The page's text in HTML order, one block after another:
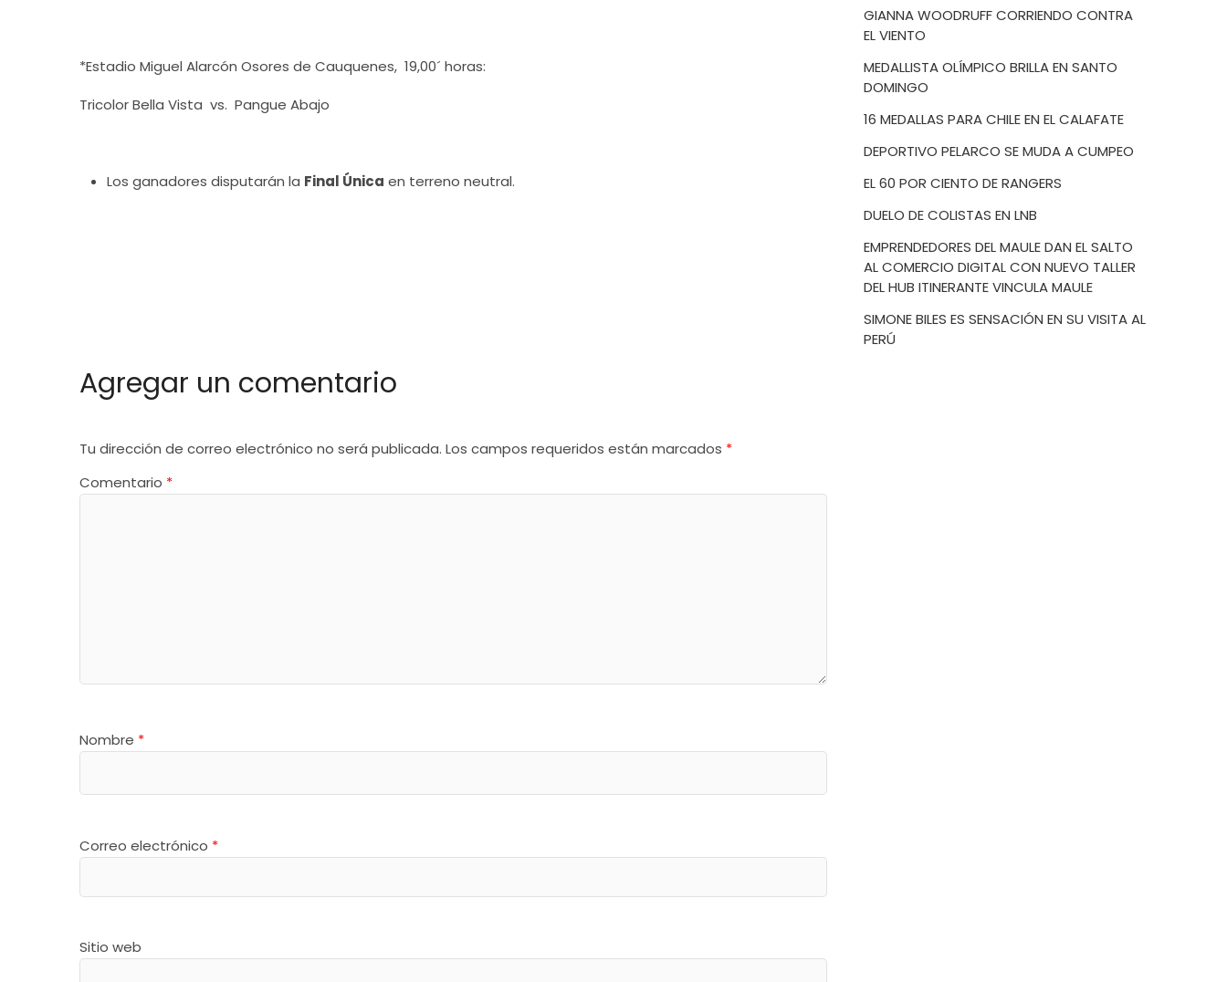
*Estadio Miguel Alarcón Osores de Cauquenes, 19,00´ horas:
Tricolor Bella Vista vs. Pangue Abajo
Los ganadores disputarán la Final Única en terreno neutral.
Agregar un comentario
Tu dirección de correo electrónico no será publicada. Los campos requeridos están marcados *
Comentario *
Nombre *
Correo electrónico *
Sitio web
GIANNA WOODRUFF CORRIENDO CONTRA
EL VIENTO
MEDALLISTA OLÍMPICO BRILLA EN SANTO
DOMINGO
16 MEDALLAS PARA CHILE EN EL CALAFATE
DEPORTIVO PELARCO SE MUDA A CUMPEO
EL 60 POR CIENTO DE RANGERS
DUELO DE COLISTAS EN LNB
EMPRENDEDORES DEL MAULE DAN EL SALTO
AL COMERCIO DIGITAL CON NUEVO TALLER
DEL HUB ITINERANTE VINCULA MAULE
SIMONE BILES ES SENSACIÓN EN SU VISITA AL
PERÚ